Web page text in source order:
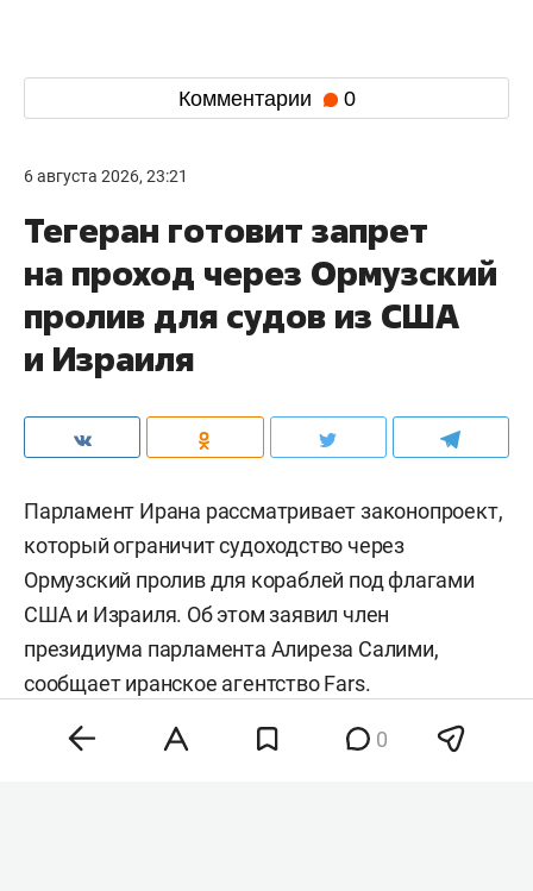
Комментарии 0
6 августа 2026, 23:21
Тегеран готовит запрет
на проход через Ормузский
пролив для судов из США
и Израиля
Парламент Ирана рассматривает законопроект,
который ограничит судоходство через
Ормузский пролив для кораблей под флагами
США и Израиля. Об этом заявил член
президиума парламента Алиреза Салими,
сообщает иранское агентствоFars.
0